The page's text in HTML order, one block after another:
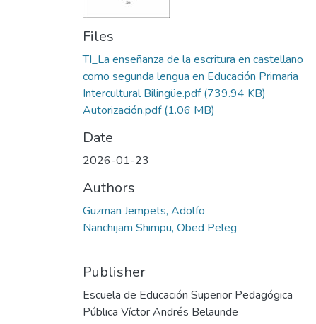
Files
TI_La enseñanza de la escritura en castellano
como segunda lengua en Educación Primaria
Intercultural Bilingüe.pdf(739.94 KB)
Autorización.pdf(1.06 MB)
Date
2026-01-23
Authors
Guzman Jempets, Adolfo
Nanchijam Shimpu, Obed Peleg
Publisher
Escuela de Educación Superior Pedagógica
Pública Víctor Andrés Belaunde